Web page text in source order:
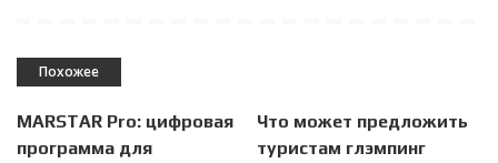
Похожее
MARSTAR Pro: цифровая
программа для
Что может предложить
туристам глэмпинг